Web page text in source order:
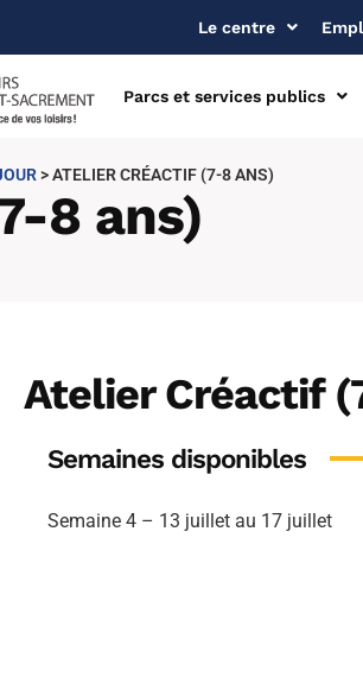
Le centre
Parcs et services publics
8 ans)
>ATELIER CRÉACTIF (7-8 ANS)
Atelier Créactif
Semaines disponibles
Semaine 4 – 13 juillet au 17 juillet